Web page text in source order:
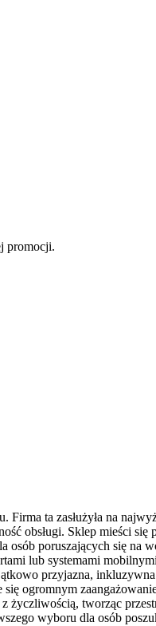
promocji.
ta zasłużyła na
obsługi. Sklep mieści
osób poruszających się na
lub systemami
przyjazna,
ogromnym
życzliwością, tworząc
wyboru dla osób